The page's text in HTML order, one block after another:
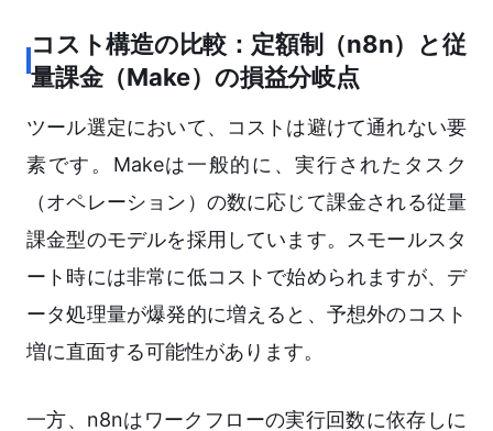
コスト構造の比較：定額制（n8n）と従
量課金（Make）の損益分岐点
ツール選定において、コストは避けて通れない要
素です。Makeは一般的に、実行されたタスク
（オペレーション）の数に応じて課金される従量
課金型のモデルを採用しています。スモールスタ
ート時には非常に低コストで始められますが、デ
ータ処理量が爆発的に増えると、予想外のコスト
増に直面する可能性があります。
一方、n8nはワークフローの実行回数に依存しに